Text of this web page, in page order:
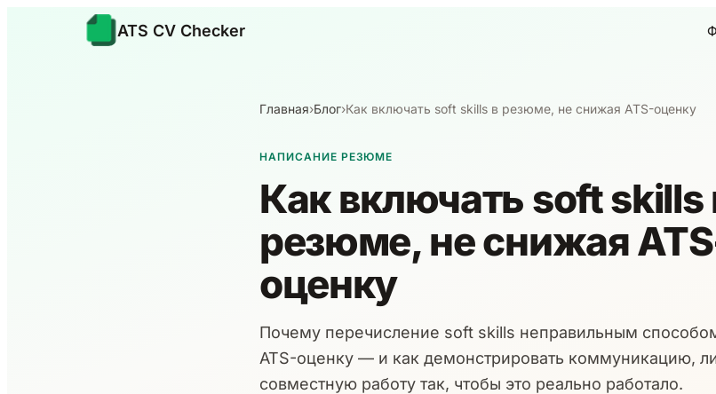
ATS CV Checker
Главная›Блог›Как включать soft skills в резюме, не снижая ATS-оценку
НАПИСАНИЕ РЕЗЮМЕ
Как включать soft skills
резюме, не снижая
оценку
Почему перечисление soft skills неправильным
ATS-оценку — и как демонстрировать коммуникацию,
совместную работу так, чтобы это реально работало.